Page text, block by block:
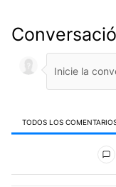
TODOS LOS
Todos los